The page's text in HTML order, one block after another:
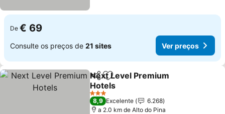
De € 69
Consulte os preços de 21 sites Ver preços
PartilharAdicionar aos favoritos
Next Level Premium
Hotels
3 Estrelas
8,9 Excelente
6.268
a 2.0 km de Alto do Pina